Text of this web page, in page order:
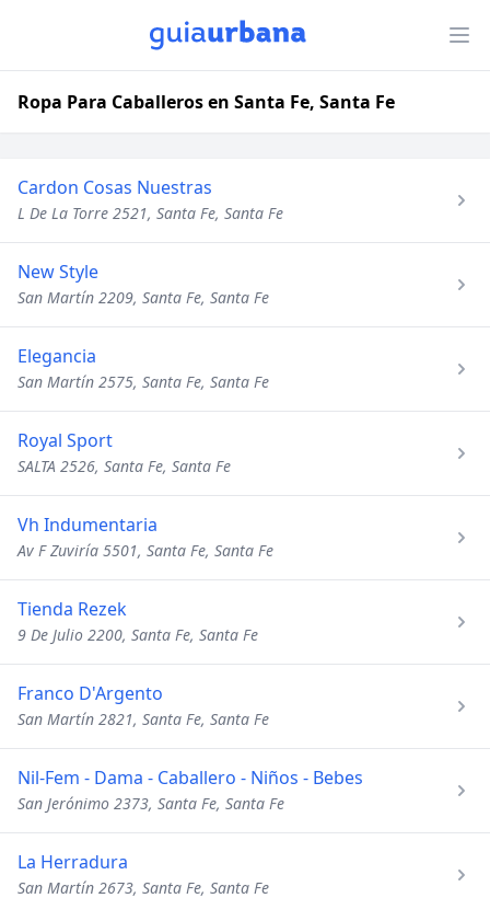
Ropa Para Caballeros en Santa Fe, Santa Fe
Cardon Cosas Nuestras
L De La Torre 2521, Santa Fe, Santa Fe
New Style
San Martín 2209, Santa Fe, Santa Fe
Elegancia
San Martín 2575, Santa Fe, Santa Fe
Royal Sport
SALTA 2526, Santa Fe, Santa Fe
Vh Indumentaria
Av F Zuviría 5501, Santa Fe, Santa Fe
Tienda Rezek
9 De Julio 2200, Santa Fe, Santa Fe
Franco D'Argento
San Martín 2821, Santa Fe, Santa Fe
Nil-Fem - Dama - Caballero - Niños - Bebes
San Jerónimo 2373, Santa Fe, Santa Fe
La Herradura
San Martín 2673, Santa Fe, Santa Fe